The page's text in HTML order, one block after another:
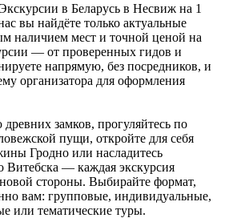
в Беларусь в Несвиж на 1
вы найдёте только актуальные
наличием мест и точной ценой на
— от проверенных гидов и
напрямую, без посредников, и
организатора для оформления
замков, прогуляйтесь по
пущи, откройте для себя
Гродно или насладитесь
Витебска — каждая экскурсия
стороны. Выбирайте формат,
вам: групповые, индивидуальные,
или тематические туры.